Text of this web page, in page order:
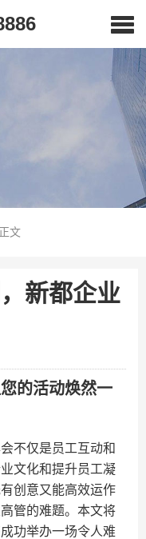
正文
新都企业
的活动焕然一
不仅是员工互动和
文化和提升员工凝
创意又能高效运作
管的难题。本文将
功举办一场令人难